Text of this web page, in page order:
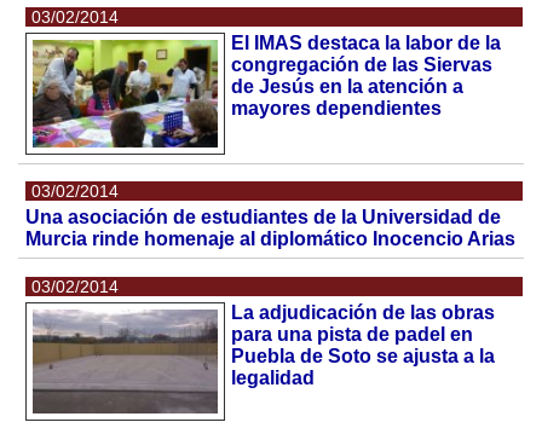
03/02/2014
El IMAS destaca la labor de la
congregación de las Siervas
de Jesús en la atención a
mayores dependientes
03/02/2014
Una asociación de estudiantes de la Universidad de
Murcia rinde homenaje al diplomático Inocencio Arias
03/02/2014
La adjudicación de las obras
para una pista de padel en
Puebla de Soto se ajusta a la
legalidad